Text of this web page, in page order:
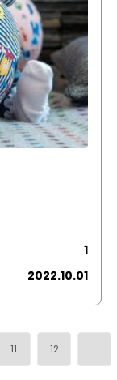
1
2022.10.01
11 12 …